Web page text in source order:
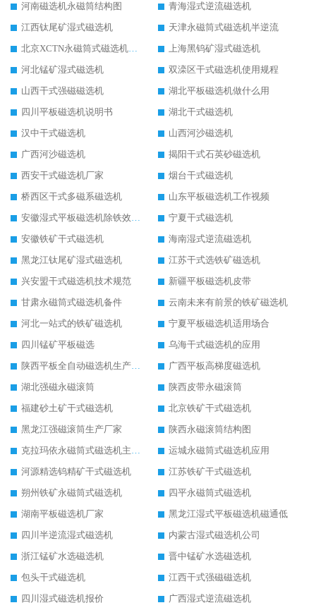
河南磁选机永磁筒结构图
青海湿式逆流磁选机
江西钛尾矿湿式磁选机
天津永磁筒式磁选机半逆流
北京XCTN永磁筒式磁选机磁块位置
上海黑钨矿湿式磁选机
河北锰矿湿式磁选机
双滦区干式磁选机使用规程
山西干式强磁磁选机
湖北平板磁选机做什么用
四川平板磁选机说明书
湖北干式磁选机
汉中干式磁选机
山西河沙磁选机
广西河沙磁选机
揭阳干式石英砂磁选机
西安干式磁选机厂家
烟台干式磁选机
桥西区干式多磁系磁选机
山东平板磁选机工作视频
安徽湿式平板磁选机除铁效果怎么样
宁夏干式磁选机
安徽铁矿干式磁选机
海南湿式逆流磁选机
黑龙江钛尾矿湿式磁选机
江苏干式选铁矿磁选机
兴安盟干式磁选机技术规范
新疆平板磁选机皮带
甘肃永磁筒式磁选机备件
云南未来有前景的铁矿磁选机
河北一站式的铁矿磁选机
宁夏平板磁选机适用场合
四川锰矿平板磁选
乌海干式磁选机的应用
陕西平板全自动磁选机生产厂家
广西平板高梯度磁选机
湖北强磁永磁滚筒
陕西皮带永磁滚筒
福建砂土矿干式磁选机
北京铁矿干式磁选机
黑龙江强磁滚筒生产厂家
陕西永磁滚筒结构图
克拉玛依永磁筒式磁选机主要技术参数
运城永磁筒式磁选机应用
河源精选钨精矿干式磁选机
江苏铁矿干式磁选机
朔州铁矿永磁筒式磁选机
四平永磁筒式磁选机
湖南平板磁选机厂家
黑龙江湿式平板磁选机磁通低
四川半逆流湿式磁选机
内蒙古湿式磁选机公司
浙江锰矿水选磁选机
晋中锰矿水选磁选机
包头干式磁选机
江西干式强磁磁选机
四川湿式磁选机报价
广西湿式逆流磁选机